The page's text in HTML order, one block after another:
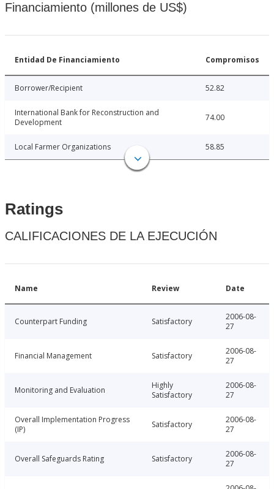
Financiamiento (millones de US$)
Entidad De Financiamiento Compromisos
Borrower/Recipient 52.82
International Bank for Reconstruction and
Development
74.00
Local Farmer Organizations 58.85
Ratings
CALIFICACIONES DE LA EJECUCIÓN
Name Review Date
Counterpart Funding Satisfactory
2006-08-
27
Financial Management Satisfactory
2006-08-
27
Monitoring and Evaluation
Highly
Satisfactory
2006-08-
27
Overall Implementation Progress
(IP)
Satisfactory
2006-08-
27
Overall Safeguards Rating Satisfactory
2006-08-
27